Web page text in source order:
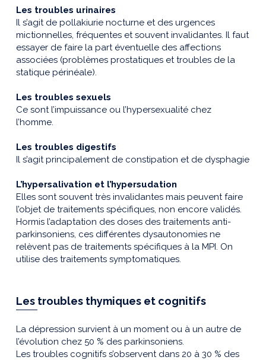
Les troubles urinaires
Il s’agit de pollakiurie nocturne et des urgences
mictionnelles, fréquentes et souvent invalidantes. Il faut
essayer de faire la part éventuelle des affections
associées (problèmes prostatiques et troubles de la
statique périnéale).
Les troubles sexuels
Ce sont l’impuissance ou l’hypersexualité chez
l’homme.
Les troubles digestifs
Il s’agit principalement de constipation et de dysphagie
L’hypersalivation et l’hypersudation
Elles sont souvent très invalidantes mais peuvent faire
l’objet de traitements spécifiques, non encore validés.
Hormis l’adaptation des doses des traitements anti-
parkinsoniens, ces différentes dysautonomies ne
relèvent pas de traitements spécifiques à la MPI. On
utilise des traitements symptomatiques.
Les troubles thymiques et cognitifs
La dépression survient à un moment ou à un autre de
l’évolution chez 50 % des parkinsoniens.
Les troubles cognitifs s’observent dans 20 à 30 % des